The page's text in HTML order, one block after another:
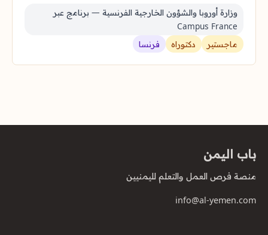
وزارة أوروبا والشؤون الخارجية الفرنسية — برنامج عبر
Campus France
ماجستير
دكتوراه فرنسا
باب اليمن
منصة فرص العمل والتعلم لليمنيين
info@al-yemen.com